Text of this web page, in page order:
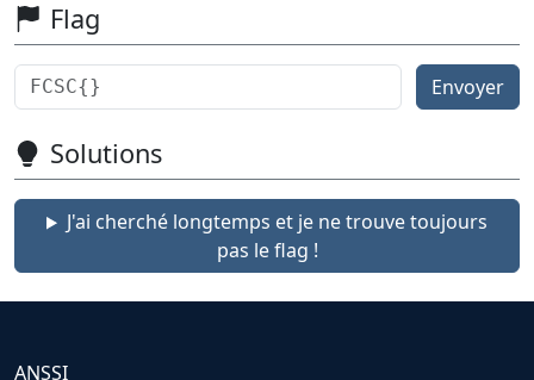
Flag
Envoyer
Solutions
J'ai cherché longtemps et je ne trouve toujours
pas le flag !
ANSSI